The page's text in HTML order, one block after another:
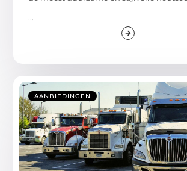
...
AANBIEDINGEN